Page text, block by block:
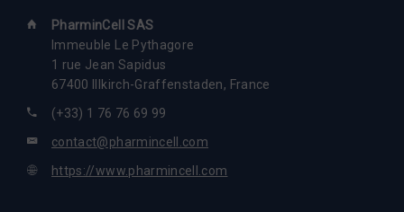
PharminCell SAS
Immeuble Le Pythagore
1 rue Jean Sapidus
67400
Illkirch-Graffenstaden, France
(+33) 1 76 76 69 99
contact@pharmincell.com
https://www.pharmincell.com